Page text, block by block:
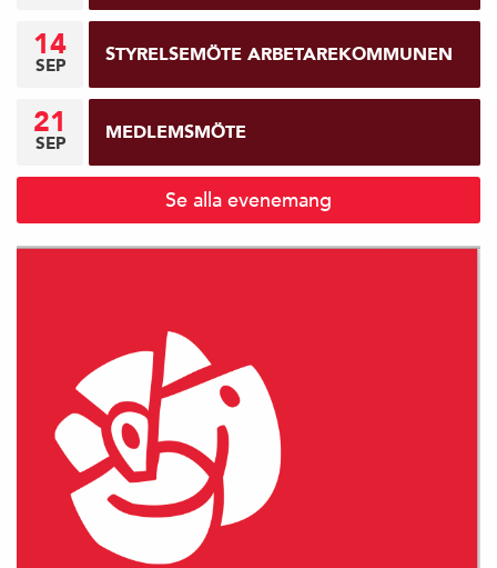
14
SEP STYRELSEMÖTE ARBETAREKOMMUNEN
21
SEP MEDLEMSMÖTE
Se alla evenemang